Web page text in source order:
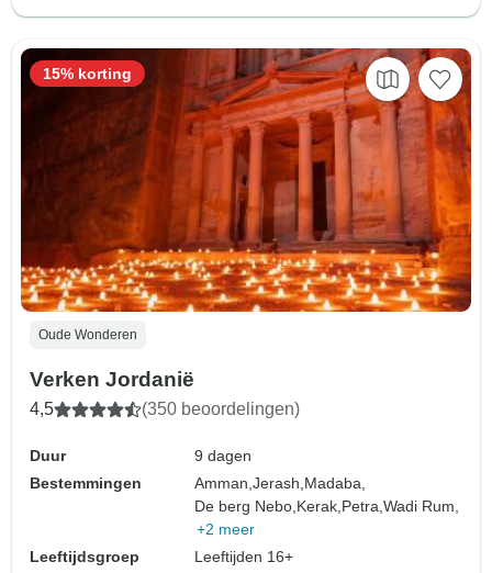
Oude Wonderen
Verken Jordanië
4,5 (350 beoordelingen)
Duur
9 dagen
Bestemmingen
Amman,Jerash, Madaba,
De berg Nebo, Kerak, Petra,Wadi Rum,
+2 meer
Leeftijdsgroep
Leeftijden 16+
15% korting